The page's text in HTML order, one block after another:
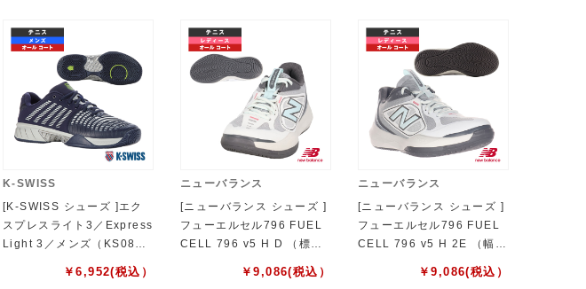
K-SWISS
[K-SWISS シューズ ]エク
スプレスライト3／Express
Light 3／メンズ（KS0856
￥6,952(税込）
ニューバランス
[ニューバランス シューズ ]
フューエルセル796 FUEL
CELL 796 v5 H D （標
準） オールコート用 レディ
ース W79676KD
￥9,086(税込）
ニューバランス
[ニューバランス シューズ ]
フューエルセル796 FUEL
CELL 796 v5 H 2E （幅
広） オールコート用 レディ
ース W79676K2E
￥9,086(税込）